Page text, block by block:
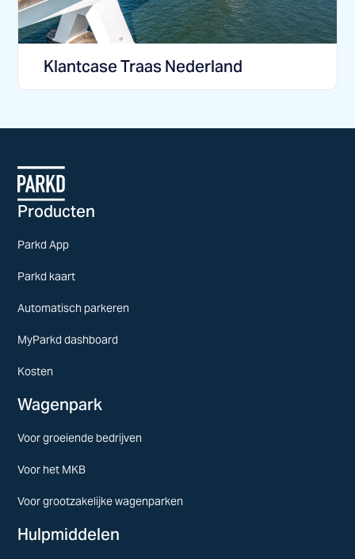
Klantcase Traas Nederland
Producten
Parkd App
Parkd kaart
Automatisch parkeren
MyParkd dashboard
Kosten
Wagenpark
Voor groeiende bedrijven
Voor het MKB
Voor grootzakelijke wagenparken
Hulpmiddelen